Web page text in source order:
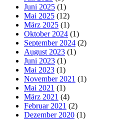
Juni 2025 (1)
Mai 2025 (12)
März 2025 (1)
Oktober 2024 (1)
September 2024 (2)
August 2023 (1)
Juni 2023 (1)
Mai 2023 (1)
November 2021 (1)
Mai 2021 (1)
März 2021 (4)
Februar 2021 (2)
Dezember 2020 (1)